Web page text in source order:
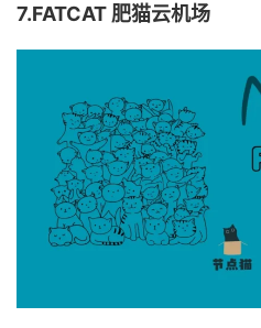
7.FATCAT 肥猫云机场